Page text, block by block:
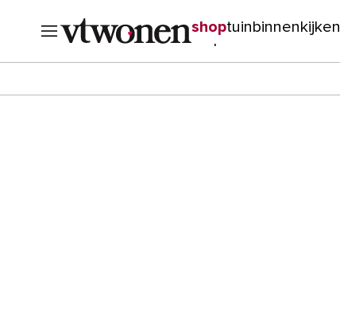
shoptuin binnenkijken
verbouwen